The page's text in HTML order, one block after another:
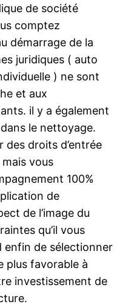
de société
comptez
démarrage de la
juridiques ( auto
) ne sont
et aux
il y a également
le nettoyage.
des droits d’entrée
mais vous
100%
de
de l’image du
qu’il vous
enfin de sélectionner
plus favorable à
investissement de